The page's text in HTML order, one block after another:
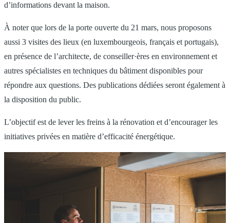
d’informations devant la maison.
À noter que lors de la porte ouverte du 21 mars, nous proposons
aussi 3 visites des lieux (en luxembourgeois, français et portugais),
en présence de l’architecte, de conseiller·ères en environnement et
autres spécialistes en techniques du bâtiment disponibles pour
répondre aux questions. Des publications dédiées seront également à
la disposition du public.
L’objectif est de lever les freins à la rénovation et d’encourager les
initiatives privées en matière d’efficacité énergétique.